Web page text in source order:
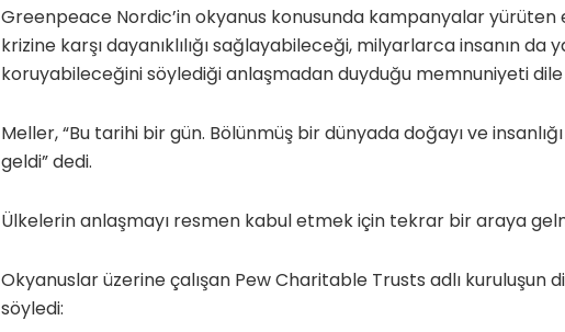
Greenpeace Nordic’in okyanus konusunda kampanyalar yürüten
krizine karşı dayanıklılığı sağlayabileceği, milyarlarca insanın da
koruyabileceğini söylediği anlaşmadan duyduğu memnuniyeti
Meller, “Bu tarihi bir gün. Bölünmüş bir dünyada doğayı ve
geldi” dedi.
Ülkelerin anlaşmayı resmen kabul etmek için tekrar bir araya
Okyanuslar üzerine çalışan Pew Charitable Trusts adlı kuruluşun
söyledi: